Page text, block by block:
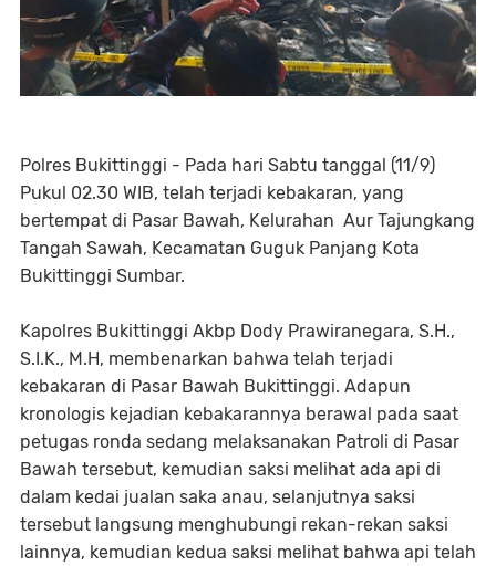
Polres Bukittinggi - Pada hari Sabtu tanggal (11/9)
Pukul 02.30 WIB, telah terjadi kebakaran, yang
bertempat di Pasar Bawah, Kelurahan Aur Tajungkang
Tangah Sawah, Kecamatan Guguk Panjang Kota
Bukittinggi Sumbar.
Kapolres Bukittinggi Akbp Dody Prawiranegara, S.H.,
S.I.K., M.H, membenarkan bahwa telah terjadi
kebakaran di Pasar Bawah Bukittinggi. Adapun
kronologis kejadian kebakarannya berawal pada saat
petugas ronda sedang melaksanakan Patroli di Pasar
Bawah tersebut, kemudian saksi melihat ada api di
dalam kedai jualan saka anau, selanjutnya saksi
tersebut langsung menghubungi rekan-rekan saksi
lainnya, kemudian kedua saksi melihat bahwa api telah